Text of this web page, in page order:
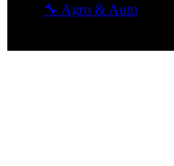
🔧 Agro & Auto